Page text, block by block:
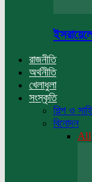
রাজনীতি
অর্থনীতি
খেলাধুলা
সংস্কৃতি
শিল্প ও
বিনোদন
All